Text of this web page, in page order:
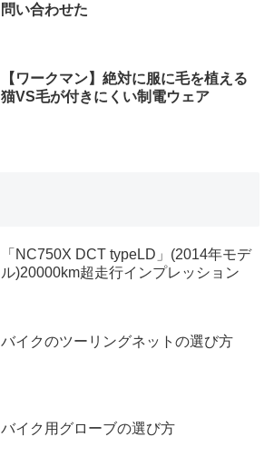
問い合わせた
【ワークマン】絶対に服に毛を植える
猫VS毛が付きにくい制電ウェア
「NC750X DCT typeLD」(2014年モデ
ル)20000km超走行インプレッション
バイクのツーリングネットの選び方
バイク用グローブの選び方